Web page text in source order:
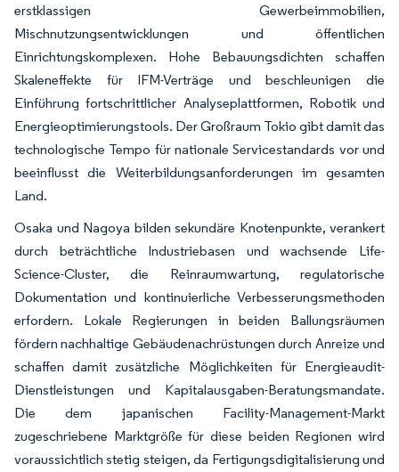
erstklassigen Gewerbeimmobilien,
Mischnutzungsentwicklungen und öffentlichen
Einrichtungskomplexen. Hohe Bebauungsdichten schaffen
Skaleneffekte für IFM-Verträge und beschleunigen die
Einführung fortschrittlicher Analyseplattformen, Robotik und
Energieoptimierungstools. Der Großraum Tokio gibt damit das
technologische Tempo für nationale Servicestandards vor und
beeinflusst die Weiterbildungsanforderungen im gesamten
Land.
Osaka und Nagoya bilden sekundäre Knotenpunkte, verankert
durch beträchtliche Industriebasen und wachsende Life-
Science-Cluster, die Reinraumwartung, regulatorische
Dokumentation und kontinuierliche Verbesserungsmethoden
erfordern. Lokale Regierungen in beiden Ballungsräumen
fördern nachhaltige Gebäudenachrüstungen durch Anreize und
schaffen damit zusätzliche Möglichkeiten für Energieaudit-
Dienstleistungen und Kapitalausgaben-Beratungsmandate.
Die dem japanischen Facility-Management-Markt
zugeschriebene Marktgröße für diese beiden Regionen wird
voraussichtlich stetig steigen, da Fertigungsdigitalisierung und